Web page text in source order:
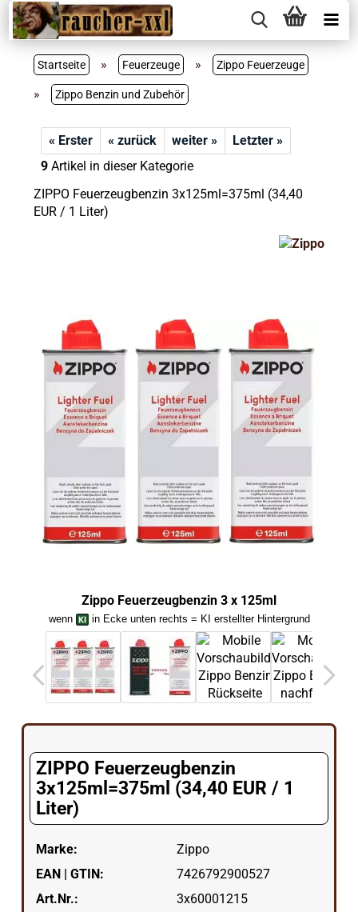
Startseite » Feuerzeuge » Zippo Feuerzeuge
» Zippo Benzin und Zubehör
« Erster « zurück weiter »
Letzter »
9Artikel in dieser Kategorie
ZIPPO Feuerzeugbenzin 3x125ml=375ml (34,40
EUR / 1 Liter)
Zippo Feuerzeugbenzin 3 x 125ml
wenn in Ecke unten rechts = KI erstellter Hintergrund
ZIPPO Feuerzeugbenzin
3x125ml=375ml (34,40 EUR / 1
Liter)
Marke:
Zippo
EAN | GTIN:
7426792900527
Art.Nr.:
3x60001215